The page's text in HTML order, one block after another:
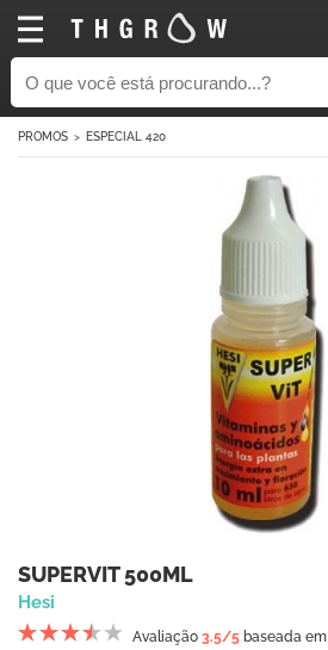
PROMOS ESPECIAL 420
SUPERVIT 500ML
Hesi
Avaliação 3.5/5 baseada em